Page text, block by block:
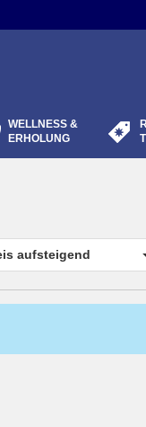
WELLNESS &
ERHOLUNG
aufsteigend